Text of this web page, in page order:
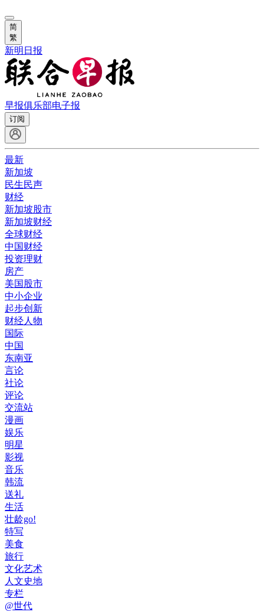
简
繁
新明日报
早报俱乐部电子报
订阅
最新
新加坡
民生民声
财经
新加坡股市
新加坡财经
全球财经
中国财经
投资理财
房产
美国股市
中小企业
起步创新
财经人物
国际
中国
东南亚
言论
社论
评论
交流站
漫画
娱乐
明星
影视
音乐
韩流
送礼
生活
壮龄go!
特写
美食
旅行
文化艺术
人文史地
专栏
@世代